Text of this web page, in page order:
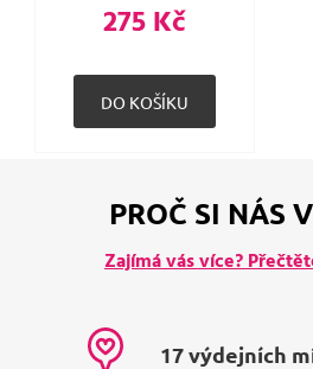
275 Kč
PROČ SI NÁS
Zajímá vás více?
17 výdejních